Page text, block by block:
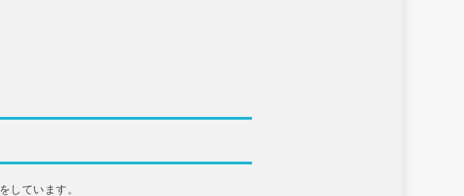
をしています。